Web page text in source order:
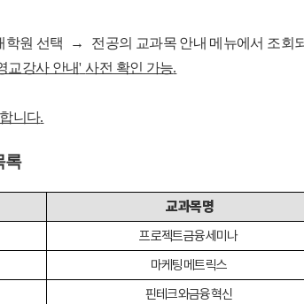
학원 선택 → 전공의 교과목 안내 메뉴에서 조회
교강사 안내'사전 확인 가능.
니다.
록
교과목명
프로젝트금융세미나
마케팅메트릭스
핀테크와금융혁신